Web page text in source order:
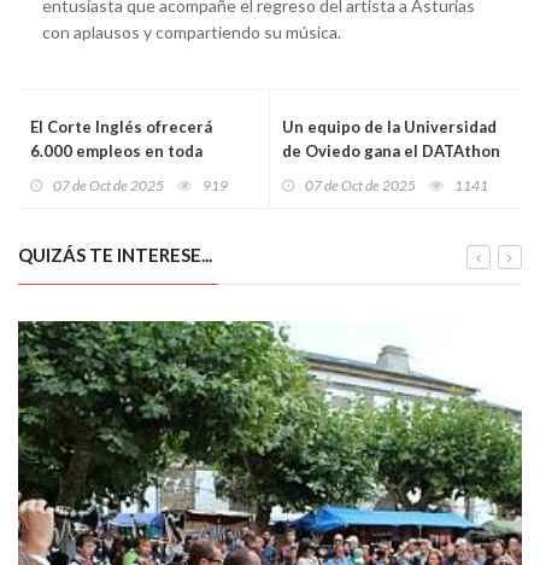
entusiasta que acompañe el regreso del artista a Asturias
con aplausos y compartiendo su música.
El Corte Inglés ofrecerá
6.000 empleos en toda
07 de Oct de 2025 919
Un equipo de la Universidad
de Oviedo gana el DATAthon
07 de Oct de 2025 1141
QUIZÁS TE INTERESE...